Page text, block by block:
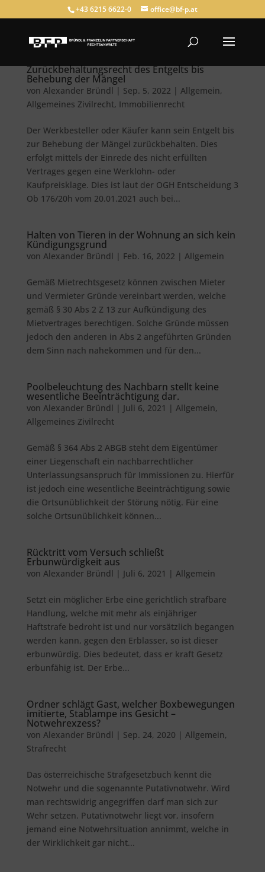
+43 6215 6622-0 office@bf-p.at
Zurückbehaltungsrecht des Entgelts bis
Behebung der Mängel
von Alexander Bründl | Sep. 5, 2022 | Allgemein,
Allgemeines Zivilrecht, Immobilienrecht
Der Werkbesteller oder Käufer kann sein Entgelt bis
zur Behebung der Mängel zurückbehalten. Dies
erfolgt mittels der Einrede des nicht erfüllten
Vertrages gegen eine Werklohn- oder
Kaufpreisklage. Dies ist laut der OGH Entscheidung 3
Ob 176/20h vom 20.01.2021 auch bei...
Halten von Tieren in der Wohnung an sich kein
Kündigungsgrund
von Alexander Bründl | Feb. 16, 2022 | Allgemein
Gemäß Mietrechtsgesetz können zwischen Mieter
und Vermieter Gründe vereinbart werden, welche
gemäß § 30 Abs 2 Z 13 zur Aufkündigung des
Mietvertrages berechtigen. Solche Gründe müssen
jedoch den anderen in Abs 2 angeführten Gründen
dem Sinn nach nahekommen und für den...
Poolbeleuchtung des Nachbarn stellt keine
wesentliche Beeinträchtigung dar.
von Alexander Bründl | Juli 6, 2021 | Allgemein,
Allgemeines Zivilrecht
Gemäß § 364 Abs 2 ABGB steht dem Eigentümer
einer Liegenschaft ein nachbarrechtlicher
Unterlassungsanspruch für Immissionen zu. Hierfür
ist jedoch eine wesentliche Beeinträchtigung sowie
die Ortsunüblichkeit der Störung nötig. Für eine
solche Ortsunüblichkeit können...
Rücktritt vom Versuch schließt
Erbunwürdigkeit aus
von Alexander Bründl | Juli 6, 2021 | Allgemein
Setzt ein möglicher Erbe eine gerichtlich strafbare
Handlung, welche mit mehr als einjähriger
Haftstrafe bedroht ist und nur vorsätzlich begangen
werden kann, gegen den Erblasser, so ist dieser
erbunwürdig. Dies bedeutet, dass er kraft Gesetz
erbunfähig ist. Der Erbe...
Ordner schlägt Gast, welcher Boxbewegungen
imitierte, Stablampe ins Gesicht –
Notwehrexzess?
von Alexander Bründl | Sep. 24, 2020 | Allgemein,
Strafrecht
Das österreichische Strafgesetzbuch kennt die
Notwehr und die sogenannte Putativnotwehr. Wird
man rechtswidrig angegriffen darf man sich zur
Wehr setzen. Putativnotwehr liegt vor, insofern
jemand eine Notwehrsituation annimmt, welche in
der Wirklichkeit gar nicht...